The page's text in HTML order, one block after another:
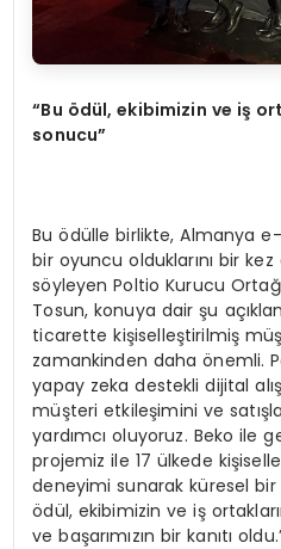
“Bu ödül, ekibimizin ve iş
sonucu”
Bu ödülle birlikte, Almanya
bir oyuncu olduklarını bir kez
söyleyen Poltio Kurucu
Tosun, konuya dair şu
ticarette kişiselleştirilmiş
zamankinden daha önemli.
yapay zeka destekli dijital
müşteri etkileşimini ve
yardımcı oluyoruz. Beko ile
projemiz ile 17 ülkede
deneyimi sunarak küresel bir
ödül, ekibimizin ve iş
ve başarımızın bir kanıtı